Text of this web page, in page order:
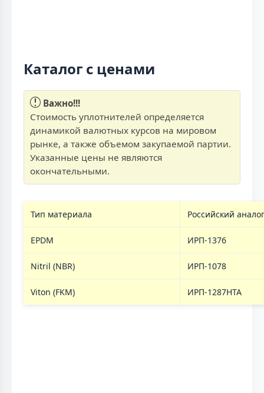
Каталог с ценами
Важно!!!
Стоимость уплотнителей определяется
динамикой валютных курсов на мировом
рынке, а также объемом закупаемой партии.
Указанные цены не являются
окончательными.
Тип материала Российский аналог
EPDM ИРП-1376
Nitril (NBR) ИРП-1078
Viton (FKM) ИРП-1287НТА